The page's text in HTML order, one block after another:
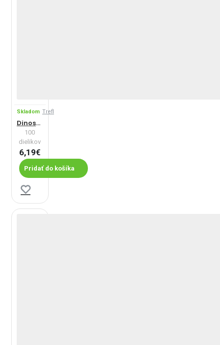
Skladom Trefl
Dinosaury
100
dielikov
6,19€
Pridať do košíka